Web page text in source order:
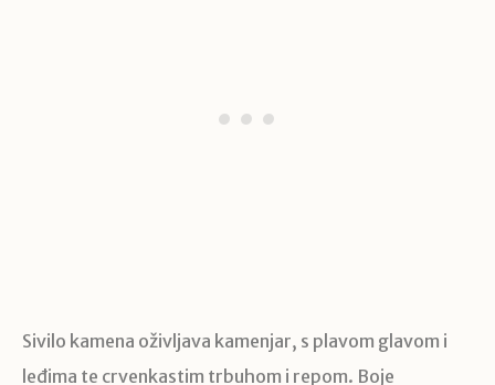
Sivilo kamena oživljava kamenjar, s plavom glavom i
leđima te crvenkastim trbuhom i repom. Boje